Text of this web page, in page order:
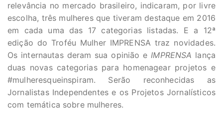
relevância no mercado brasileiro, indicaram, por livre
escolha, três mulheres que tiveram destaque em 2016
em cada uma das 17 categorias listadas. E a 12ª
edição do Troféu Mulher IMPRENSA traz novidades.
Os internautas deram sua opinião eIMPRENSA lança
duas novas categorias para homenagear projetos e
#mulheresqueinspiram. Serão reconhecidas as
Jornalistas Independentes e os Projetos Jornalísticos
com temática sobre mulheres.